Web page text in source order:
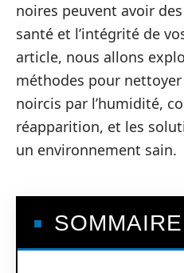
noires peuvent avoir
santé et l’intégrité de
article, nous allons
méthodes pour
noircis par l’humidité,
réapparition, et les
un environnement sain.
SOMMAIRE